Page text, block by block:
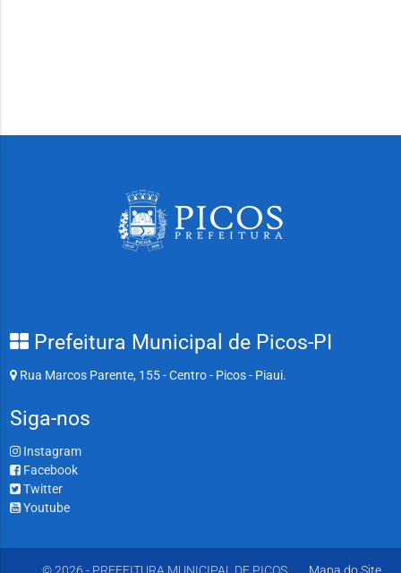
Prefeitura Municipal de Picos-PI
Rua Marcos Parente, 155 - Centro - Picos - Piaui.
Siga-nos
Instagram
Facebook
Twitter
Youtube
© 2026 - PREFEITURA MUNICIPAL DE PICOS Mapa do Site